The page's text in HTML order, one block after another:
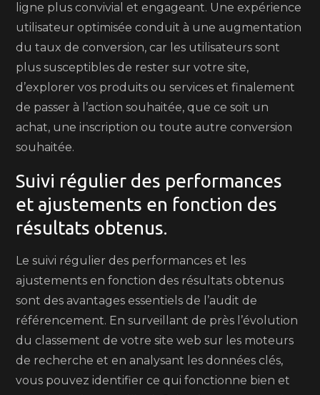
ligne plus convivial et engageant. Une expérience
utilisateur optimisée conduit à une augmentation
du taux de conversion, car les utilisateurs sont
plus susceptibles de rester sur votre site,
d’explorer vos produits ou services et finalement
de passer à l’action souhaitée, que ce soit un
achat, une inscription ou toute autre conversion
souhaitée.
Suivi régulier des performances
et ajustements en fonction des
résultats obtenus.
Le suivi régulier des performances et les
ajustements en fonction des résultats obtenus
sont des avantages essentiels de l’audit de
référencement. En surveillant de près l’évolution
du classement de votre site web sur les moteurs
de recherche et en analysant les données clés,
vous pouvez identifier ce qui fonctionne bien et